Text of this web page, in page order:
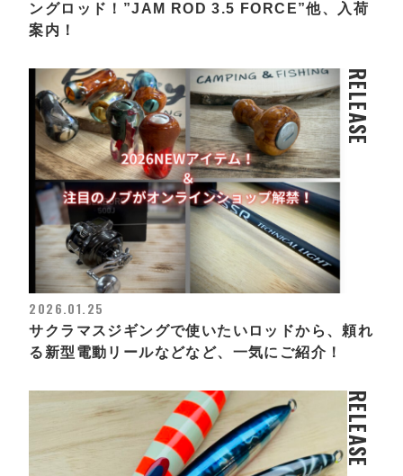
ングロッド！”JAM ROD 3.5 FORCE”他、入荷
案内！
RELEASE
2026.01.25
サクラマスジギングで使いたいロッドから、頼れ
る新型電動リールなどなど、一気にご紹介！
RELEASE